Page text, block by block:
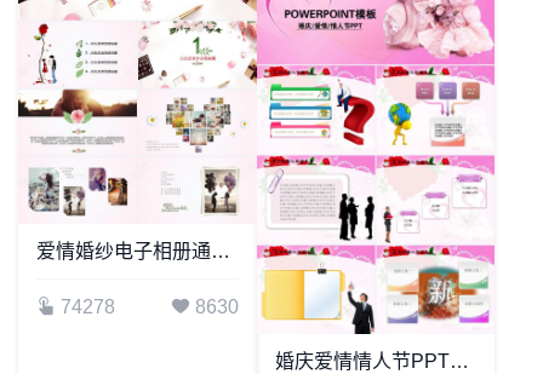
爱情婚纱电子相册通用PPT模版
74278 8630
婚庆爱情情人节PPT模板